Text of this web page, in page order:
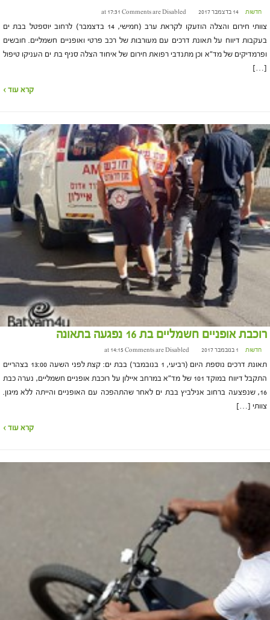
חדשות 14 בדצמבר 2017 at 17:31 Comments are Disabled
צוותי חירום והצלה הוזעקו לקראת ערב (חמישי, 14 בדצמבר) לרחוב יוספטל בבת ים
בעקבות דיווח על תאונת דרכים עם מעורבות של רכב פרטי ואופניים חשמליים. חובשים
ופרמדיקים של מד"א וכן מתנדבי רפואת חירום של איחוד הצלה סניף בת ים העניקו טיפול
[…]
קרא עוד ›
רוכבת אופניים חשמליים בת 16 נפגעה בתאונה
חדשות 1 בנובמבר 2017 at 14:15 Comments are Disabled
תאונת דרכים נוספת היום (רביעי, 1 בנובמבר) בבת ים: קצת לפני השעה 13:00 בצהריים
התקבל דיווח במוקד 101 של מד"א במרחב איילון על רוכבת אופניים חשמליים, נערה כבת
16, שנפצעה ברחוב אנילביץ בבת ים לאחר שהתהפכה עם האופניים והייתה ללא מיגון.
צוותי […]
קרא עוד ›